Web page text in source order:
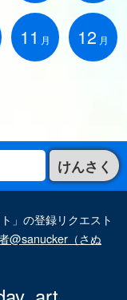
11 月 12 月
けんさく
」の登録リクエスト
@sanucker（さぬ